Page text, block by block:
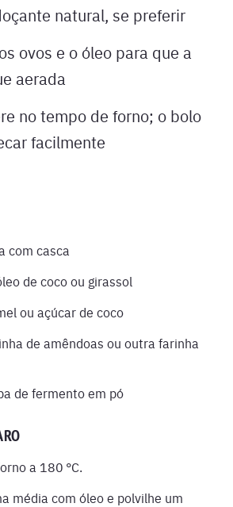
natural, se preferir
ovos e o óleo para que a
aerada
no tempo de forno; o bolo
facilmente
com casca
de coco ou girassol
ou açúcar de coco
de amêndoas ou outra farinha
de fermento em pó
a 180 °C.
média com óleo e polvilhe um